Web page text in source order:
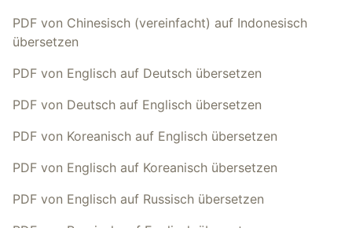
PDF von Chinesisch (vereinfacht) auf Indonesisch
übersetzen
PDF von Englisch auf Deutsch übersetzen
PDF von Deutsch auf Englisch übersetzen
PDF von Koreanisch auf Englisch übersetzen
PDF von Englisch auf Koreanisch übersetzen
PDF von Englisch auf Russisch übersetzen